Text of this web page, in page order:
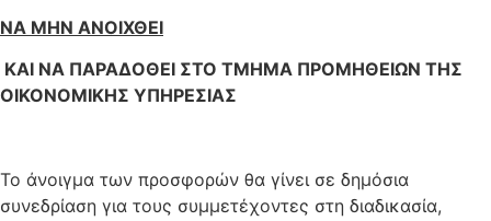
ΝΑ ΜΗΝ ΑΝΟΙΧΘΕΙ
ΚΑΙ ΝΑ ΠΑΡΑΔΟΘΕΙ ΣΤΟ ΤΜΗΜΑ ΠΡΟΜΗΘΕΙΩΝ ΤΗΣ
ΟΙΚΟΝΟΜΙΚΗΣ ΥΠΗΡΕΣΙΑΣ
Το άνοιγμα των προσφορών θα γίνει σε δημόσια
συνεδρίαση για τους συμμετέχοντες στη διαδικασία,